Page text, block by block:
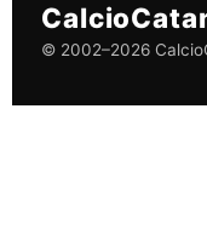
© 2002–2026